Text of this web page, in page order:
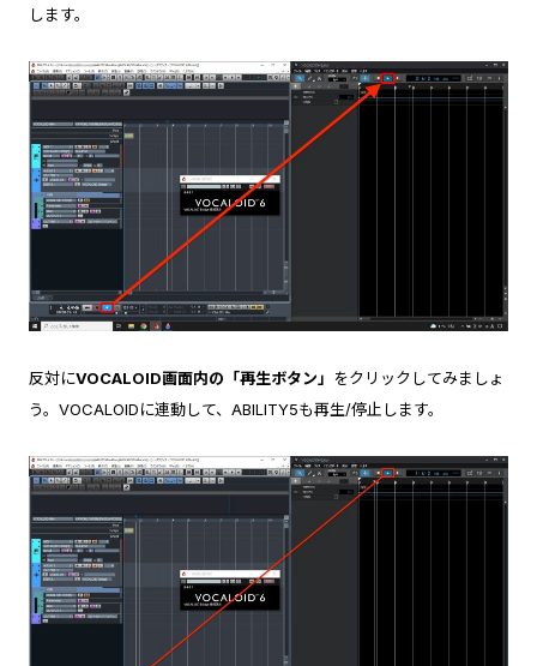
します。
反対にVOCALOID画面内の「再生ボタン」 をクリックしてみましょ
う。VOCALOIDに連動して、ABILITY5も再生/停止します。